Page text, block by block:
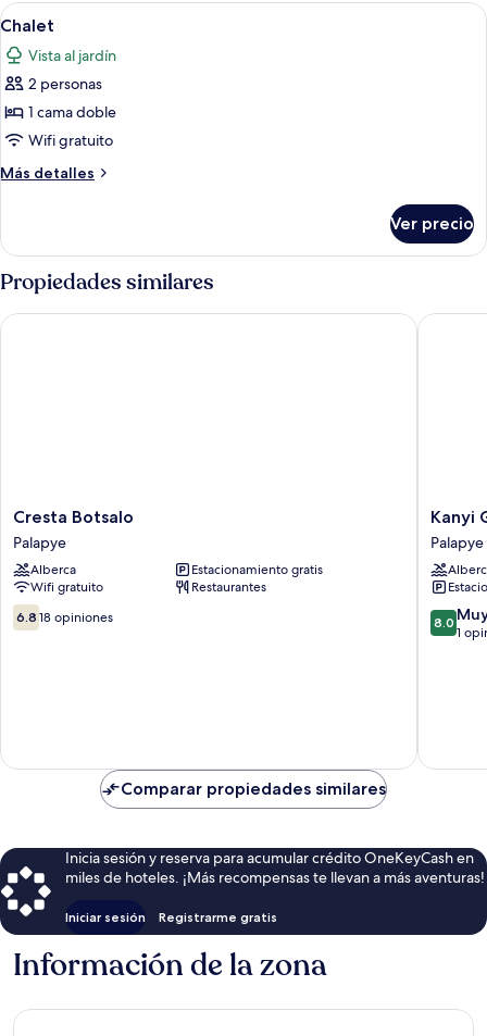
Abrir
todas
las
fotos
de
Chalet
Un entorno rural con edificios de
7
Chalet
Vista al jardín
2 personas
1 cama doble
Wifi gratuito
Más detalles
Más
Ver precio
Propiedades similares
Cresta
Botsalo
Palapye
Cresta Botsalo
Palapye
Alberca
Estacionamiento gratis
Wifi gratuito
Restaurantes
6.8
de
6.8 18 opiniones
Cresta Botsalo
Kanyi
Guest
House
Palapye
Kanyi
Palapye
8.0
de
8.0
1
Kanyi
Comparar propiedades similares
Inicia sesión y reserva para acumular crédito OneKeyCash en
miles de hoteles. ¡Más recompensas te llevan a más aventuras!
Iniciar sesión Registrarme gratis
Información de la zona